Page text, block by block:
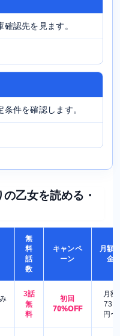
認先を見ます。
件を確認します。
乙女を読める・
無
料
話
数
キャンペ
ーン
月額
金
3話
無
料
初回
70%OFF
月額
730
円〜